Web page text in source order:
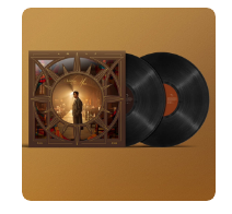
太
之
子
Children
Of
Sun